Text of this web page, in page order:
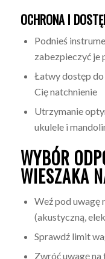
OCHRONA I
Podnieś
zabezpieczyć je
Łatwy dostęp
Cię natchnienie
Utrzymanie
ukulele i
WYBÓR
WIESZAKA
Weź pod uwagę
(akustyczną,
Sprawdź limit
Zwróć uwagę